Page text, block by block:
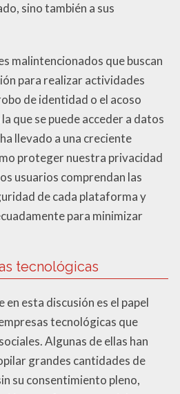
sino también a sus
malintencionados que buscan
para realizar actividades
de identidad o el acoso
que se puede acceder a datos
llevado a una creciente
proteger nuestra privacidad
usuarios comprendan las
de cada plataforma y
para minimizar
tecnológicas
esta discusión es el papel
tecnológicas que
Algunas de ellas han
grandes cantidades de
su consentimiento pleno,